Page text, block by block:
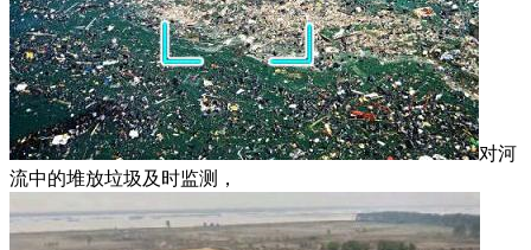
对河
流中的堆放垃圾及时监测，